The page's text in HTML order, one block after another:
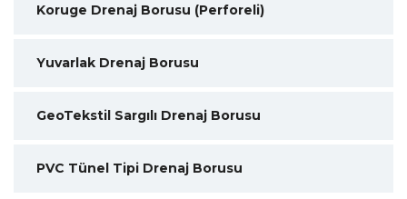
Koruge Drenaj Borusu (Perforeli)
Yuvarlak Drenaj Borusu
GeoTekstil Sargılı Drenaj Borusu
PVC Tünel Tipi Drenaj Borusu